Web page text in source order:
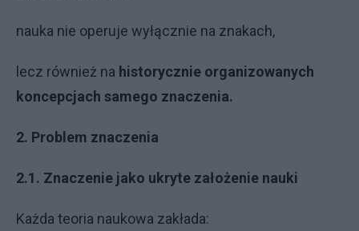
nauka nie operuje wyłącznie na znakach,
lecz również na historycznie organizowanych
koncepcjach samego znaczenia.
2. Problem znaczenia
2.1. Znaczenie jako ukryte założenie nauki
Każda teoria naukowa zakłada: